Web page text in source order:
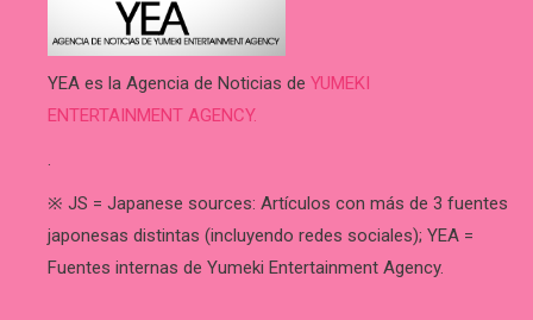
YEA es la Agencia de Noticias de YUMEKI
ENTERTAINMENT AGENCY.
.
※ JS = Japanese sources: Artículos con más de 3 fuentes
japonesas distintas (incluyendo redes sociales); YEA =
Fuentes internas de Yumeki Entertainment Agency.